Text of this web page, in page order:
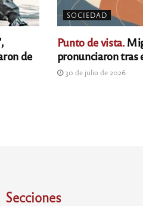
de
SOCIEDAD
Punto de vista.
pronunciaron
30 de julio de 2026
Secciones